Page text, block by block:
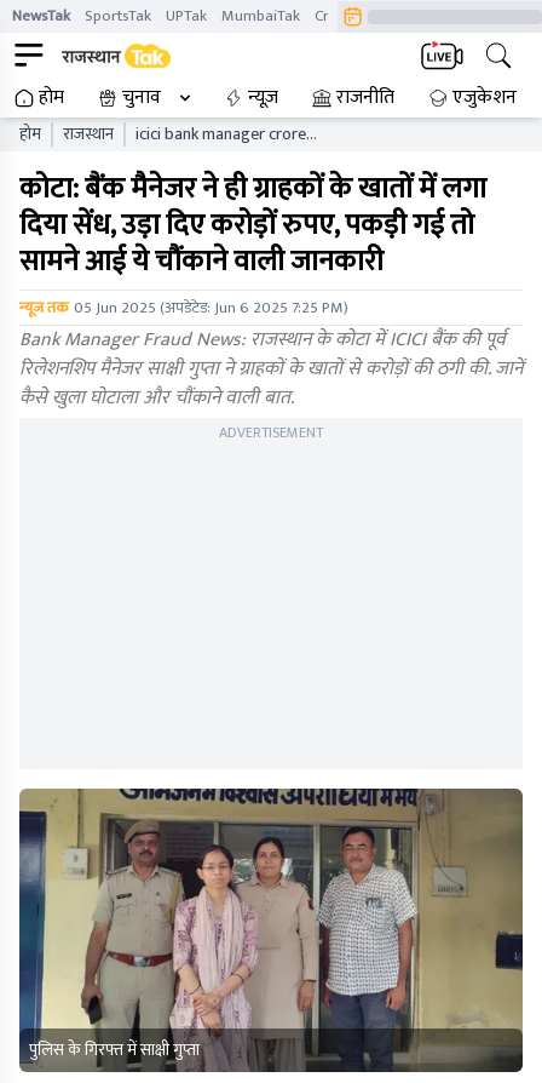
NewsTak SportsTak UPTak MumbaiTak CrimeTak
होम चुनाव न्यूज़ राजनीति एजुकेशन
होम राजस्थान
icici bank manager crore
gupta case details
कोटा: बैंक मैनेजर ने ही ग्राहकों के खातों में लगा
दिया सेंध, उड़ा दिए करोड़ों रुपए, पकड़ी गई तो
सामने आई ये चौंकाने वाली जानकारी
न्यूज तक05 Jun 2025(अपडेटेड:Jun 6 2025 7:25 PM)
Bank Manager Fraud News: राजस्थान के कोटा में ICICI बैंक की पूर्व
रिलेशनशिप मैनेजर साक्षी गुप्ता ने ग्राहकों के खातों से करोड़ों की ठगी की. जानें
कैसे खुला घोटाला और चौंकाने वाली बात.
ADVERTISEMENT
पुलिस के गिरफ्त में साक्षी गुप्ता